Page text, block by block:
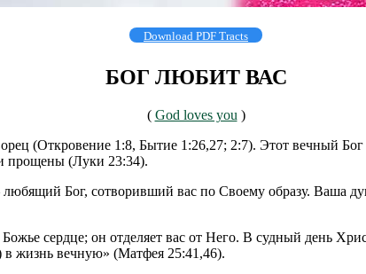
Download PDF Tracts
БОГ ЛЮБИТ ВАС
( God loves you )
(Откровение 1:8, Бытие 1:26,27; 2:7). Этот вечный
прощены (Луки 23:34).
Бог, сотворивший вас по Своему образу. Ваша
сердце; он отделяет вас от Него. В судный день
жизнь вечную» (Матфея 25:41,46).